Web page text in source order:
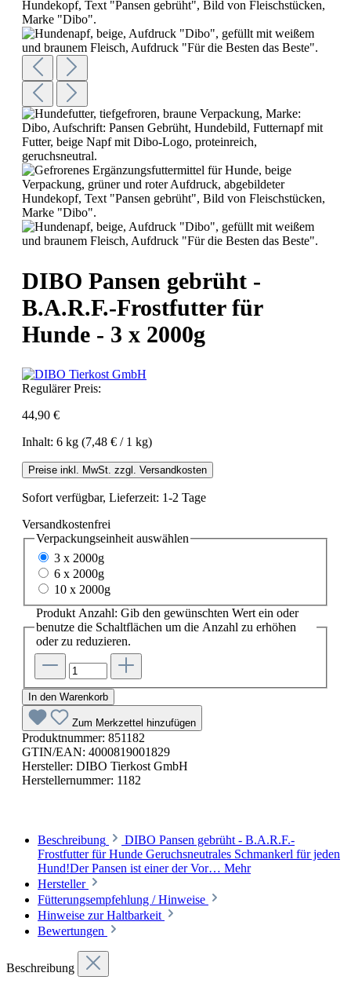
DIBO Pansen gebrüht -
B.A.R.F.-Frostfutter für
Hunde - 3 x 2000g
Regulärer Preis:
44,90 €
Inhalt: 6 kg (7,48 € / 1 kg)
Preise inkl. MwSt. zzgl. Versandkosten
Sofort verfügbar, Lieferzeit: 1-2 Tage
Versandkostenfrei
Verpackungseinheit auswählen
3 x 2000g
6 x 2000g
10 x 2000g
Produkt Anzahl: Gib den gewünschten Wert ein oder
benutze die Schaltflächen um die Anzahl zu erhöhen
oder zu reduzieren.
In den Warenkorb
Zum Merkzettel hinzufügen
Produktnummer: 851182
GTIN/EAN: 4000819001829
Hersteller: DIBO Tierkost GmbH
Herstellernummer: 1182
Beschreibung
DIBO Pansen gebrüht - B.A.R.F.-
Frostfutter für Hunde Geruchsneutrales Schmankerl für jeden
Hund!Der Pansen ist einer der Vor… Mehr
Hersteller
Fütterungsempfehlung / Hinweise
Hinweise zur Haltbarkeit
Bewertungen
Beschreibung